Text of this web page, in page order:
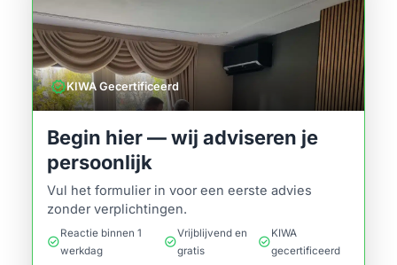
verifiedKIWA Gecertificeerd
Begin hier — wij adviseren je
persoonlijk
Vul het formulier in voor een eerste advies
zonder verplichtingen.
check_circle
Reactie binnen 1
werkdag
check_circle
Vrijblijvend en
gratis
check_circle
KIWA
gecertificeerd